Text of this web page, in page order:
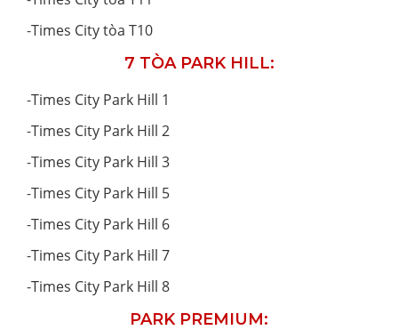
-Times City tòa T10
7 TÒA PARK HILL:
-Times City Park Hill 1
-Times City Park Hill 2
-Times City Park Hill 3
-Times City Park Hill 5
-Times City Park Hill 6
-Times City Park Hill 7
-Times City Park Hill 8
PARK PREMIUM: